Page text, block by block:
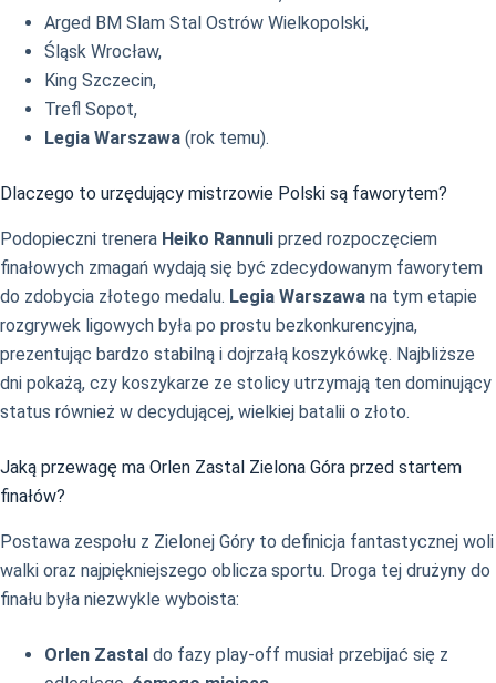
Arged BM Slam Stal Ostrów Wielkopolski,
Śląsk Wrocław,
King Szczecin,
Trefl Sopot,
Legia Warszawa (rok temu).
Dlaczego to urzędujący mistrzowie Polski są faworytem?
Podopieczni trenera Heiko Rannuli przed rozpoczęciem
finałowych zmagań wydają się być zdecydowanym faworytem
do zdobycia złotego medalu. Legia Warszawa na tym etapie
rozgrywek ligowych była po prostu bezkonkurencyjna,
prezentując bardzo stabilną i dojrzałą koszykówkę. Najbliższe
dni pokażą, czy koszykarze ze stolicy utrzymają ten dominujący
status również w decydującej, wielkiej batalii o złoto.
Jaką przewagę ma Orlen Zastal Zielona Góra przed startem
finałów?
Postawa zespołu z Zielonej Góry to definicja fantastycznej woli
walki oraz najpiękniejszego oblicza sportu. Droga tej drużyny do
finału była niezwykle wyboista:
Orlen Zastal do fazy play-off musiał przebijać się z